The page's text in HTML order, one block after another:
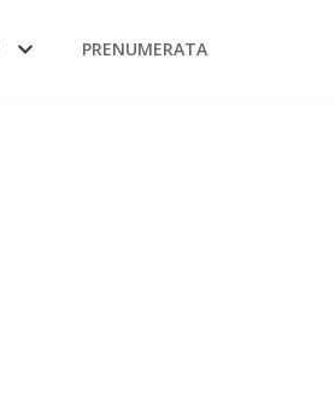
PRENUMERATA